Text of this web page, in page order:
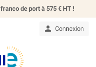
franco de port à 575 € HT !
 Connexion